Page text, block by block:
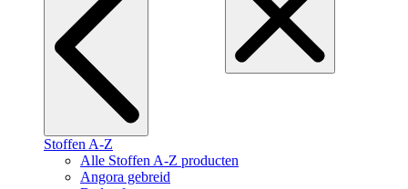
Stoffen A-Z
Alle Stoffen A-Z producten
Angora gebreid